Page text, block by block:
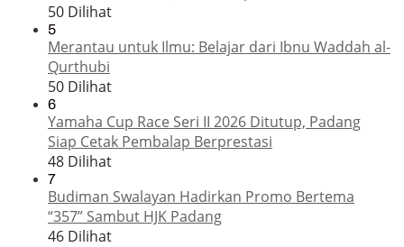
50 Dilihat
5
Merantau untuk Ilmu: Belajar dari Ibnu Waddah al-
Qurthubi
50 Dilihat
6
Yamaha Cup Race Seri II 2026 Ditutup, Padang
Siap Cetak Pembalap Berprestasi
48 Dilihat
7
Budiman Swalayan Hadirkan Promo Bertema
“357” Sambut HJK Padang
46 Dilihat